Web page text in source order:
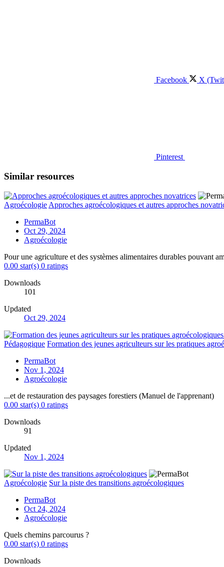
Facebook X
Pinterest
Similar resources
Agroécologie Approches agroécologiques et autres approches
PermaBot
Oct 29, 2024
Agroécologie
Pour une agriculture et des systèmes alimentaires durables pouvant
0.00 star(s) 0 ratings
Downloads
101
Updated
Oct 29, 2024
Pédagogique Formation des jeunes agriculteurs sur les pratiques
PermaBot
Nov 1, 2024
Agroécologie
...et de restauration des paysages forestiers (Manuel de l'apprenant)
0.00 star(s) 0 ratings
Downloads
91
Updated
Nov 1, 2024
Agroécologie Sur la piste des transitions agroécologiques
PermaBot
Oct 24, 2024
Agroécologie
Quels chemins parcourus ?
0.00 star(s) 0 ratings
Downloads